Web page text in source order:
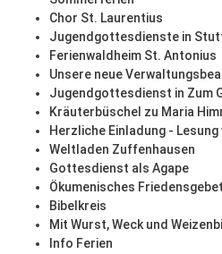
Chor St. Laurentius
Jugendgottesdienste in
Ferienwaldheim St. Antonius
Unsere neue
Jugendgottesdienst in Zum
Kräuterbüschel zu Maria
Herzliche Einladung - Lesung
Weltladen Zuffenhausen
Gottesdienst als Agape
Ökumenisches Friedensgebet
Bibelkreis
Mit Wurst, Weck und
Info Ferien